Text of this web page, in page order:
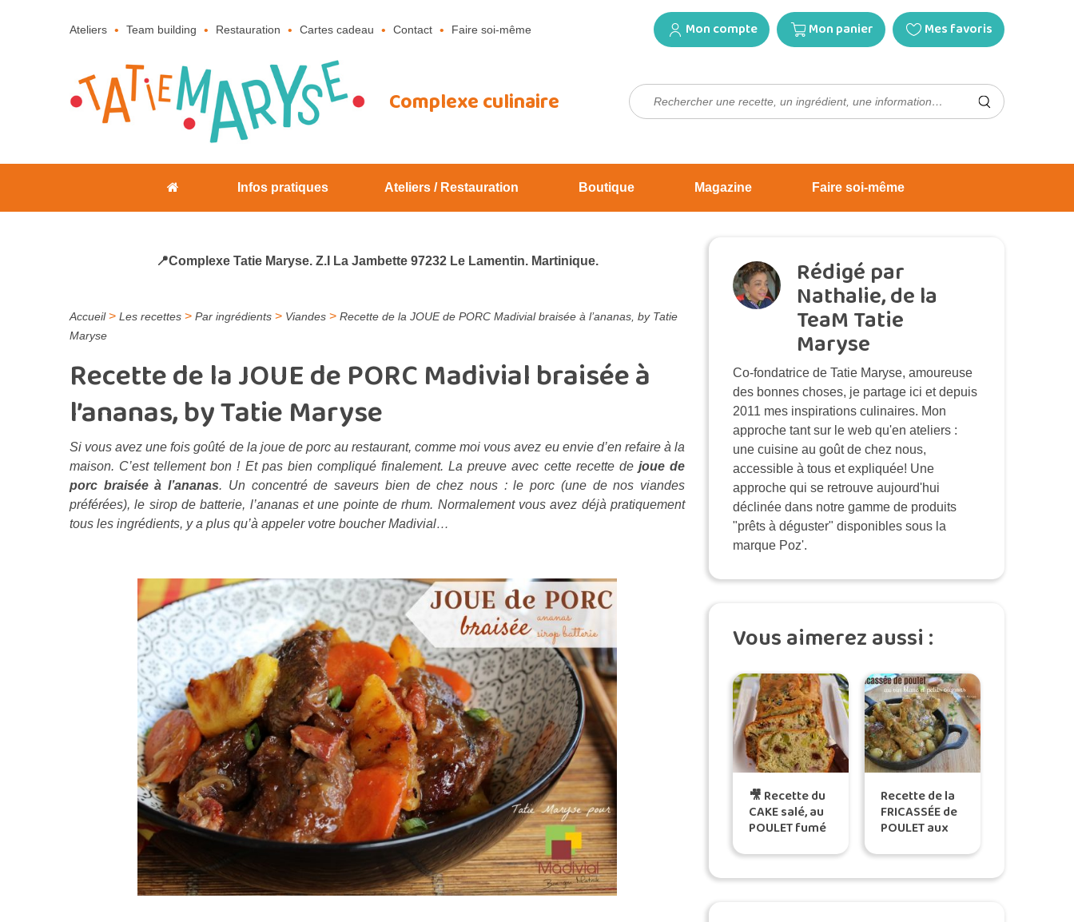
Ateliers Team building Restauration Cartes cadeau Contact Faire soi-même Mon compte Mon panier Mes favoris
Complexe culinaire Rechercher :
Infos pratiques Ateliers / Restauration Boutique Magazine Faire soi-même
📍Complexe Tatie Maryse. Z.I La Jambette 97232 Le Lamentin. Martinique.
Accueil> Les recettes > Par ingrédients > Viandes > Recette de la JOUE de PORC Madivial braisée à l’ananas, by Tatie
Maryse
Recette de la JOUE de PORC Madivial braisée à
l’ananas, by Tatie Maryse
Si vous avez une fois goûté de la joue de porc au restaurant, comme moi vous avez eu envie d’en refaire à la
maison. C’est tellement bon ! Et pas bien compliqué finalement. La preuve avec cette recette de joue de
porc braisée à l’ananas. Un concentré de saveurs bien de chez nous : le porc (une de nos viandes
préférées), le sirop de batterie, l’ananas et une pointe de rhum. Normalement vous avez déjà pratiquement
tous les ingrédients, y a plus qu’à appeler votre boucher Madivial…
Rédigé par
Nathalie, de la
TeaM Tatie
Maryse
Co-fondatrice de Tatie Maryse, amoureuse
des bonnes choses, je partage ici et depuis
2011 mes inspirations culinaires. Mon
approche tant sur le web qu'en ateliers :
une cuisine au goût de chez nous,
accessible à tous et expliquée! Une
approche qui se retrouve aujourd'hui
déclinée dans notre gamme de produits
"prêts à déguster" disponibles sous la
marque Poz'.
Vous aimerez aussi :
🎥 Recette du
CAKE salé, au
POULET fumé
Katreen
Recette de la
FRICASSÉE de
POULET aux
Tatie Maryse